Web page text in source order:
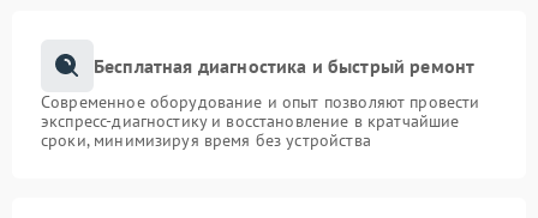
Бесплатная диагностика и быстрый ремонт
Современное оборудование и опыт позволяют провести
экспресс-диагностику и восстановление в кратчайшие
сроки, минимизируя время без устройства